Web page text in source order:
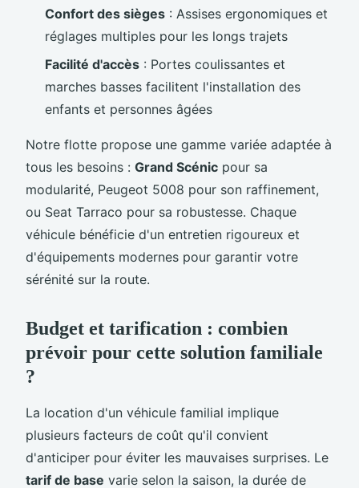
Confort des sièges : Assises ergonomiques et
réglages multiples pour les longs trajets
Facilité d'accès : Portes coulissantes et
marches basses facilitent l'installation des
enfants et personnes âgées
Notre flotte propose une gamme variée adaptée à
tous les besoins : Grand Scénic pour sa
modularité, Peugeot 5008 pour son raffinement,
ou Seat Tarraco pour sa robustesse. Chaque
véhicule bénéficie d'un entretien rigoureux et
d'équipements modernes pour garantir votre
sérénité sur la route.
Budget et tarification : combien
prévoir pour cette solution familiale
?
La location d'un véhicule familial implique
plusieurs facteurs de coût qu'il convient
d'anticiper pour éviter les mauvaises surprises. Le
tarif de base varie selon la saison, la durée de